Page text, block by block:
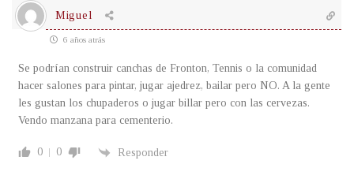
Miguel
6 años atrás
Se podrían construir canchas de Fronton, Tennis o la comunidad
hacer salones para pintar, jugar ajedrez, bailar pero NO. A la gente
les gustan los chupaderos o jugar billar pero con las cervezas.
Vendo manzana para cementerio.
0 0 Responder